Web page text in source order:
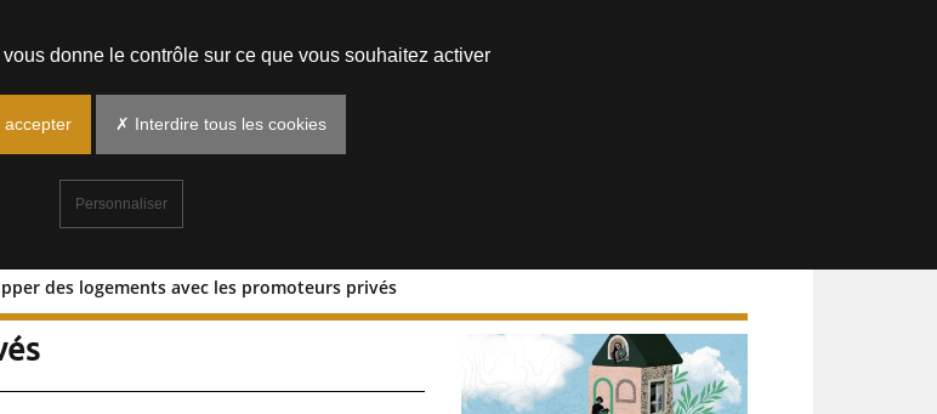
des logements avec les promoteurs privés
pour développer des
donne le contrôle sur ce que vous souhaitez activer
✗ Interdire tous les cookies
Personnaliser